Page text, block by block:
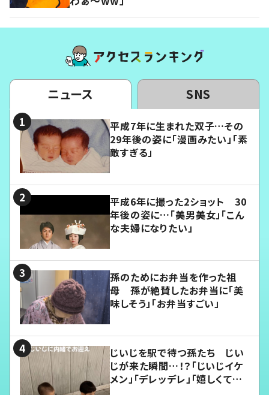
ニュース SNS
平成7年に生まれた双子…その
29年後の姿に「漫画みたい」「素
敵すぎる」
平成6年に撮った2ショット 30
年後の姿に…「美男美女」「こん
な夫婦になりたい」
孫のためにお弁当を作った祖
母 孫が絶賛したお弁当に「美
味しそう」「お弁当すごい」
じいじを駅で待つ孫たち じい
じが来た瞬間…！？「じいじイケ
メン」「デレッデレ」「嬉しくて可